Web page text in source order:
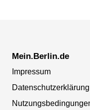
Mein.Berlin.de
Impressum
Datenschutzerklärung